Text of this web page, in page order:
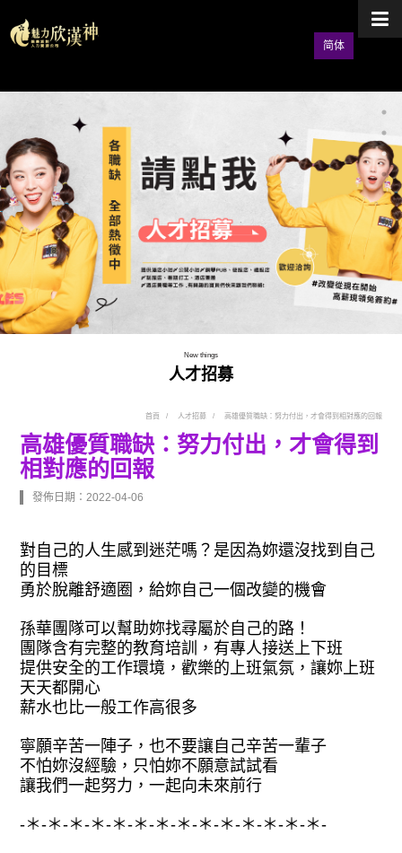
简体
New things
人才招募
首頁 人才招募 高雄優質職缺：努力付出，才會得到相對應的回報
高雄優質職缺：努力付出，才會得到
相對應的回報
發佈日期：2022-04-06
對自己的人生感到迷茫嗎？是因為妳還沒找到自己
的目標
勇於脫離舒適圈，給妳自己一個改變的機會
孫華團隊可以幫助妳找尋屬於自己的路！
團隊含有完整的教育培訓，有專人接送上下班
提供安全的工作環境，歡樂的上班氣氛，讓妳上班
天天都開心
薪水也比一般工作高很多
寧願辛苦一陣子，也不要讓自己辛苦一輩子
不怕妳沒經驗，只怕妳不願意試試看
讓我們一起努力，一起向未來前行
-＊-＊-＊-＊-＊-＊-＊-＊-＊-＊-＊-＊-＊-＊-